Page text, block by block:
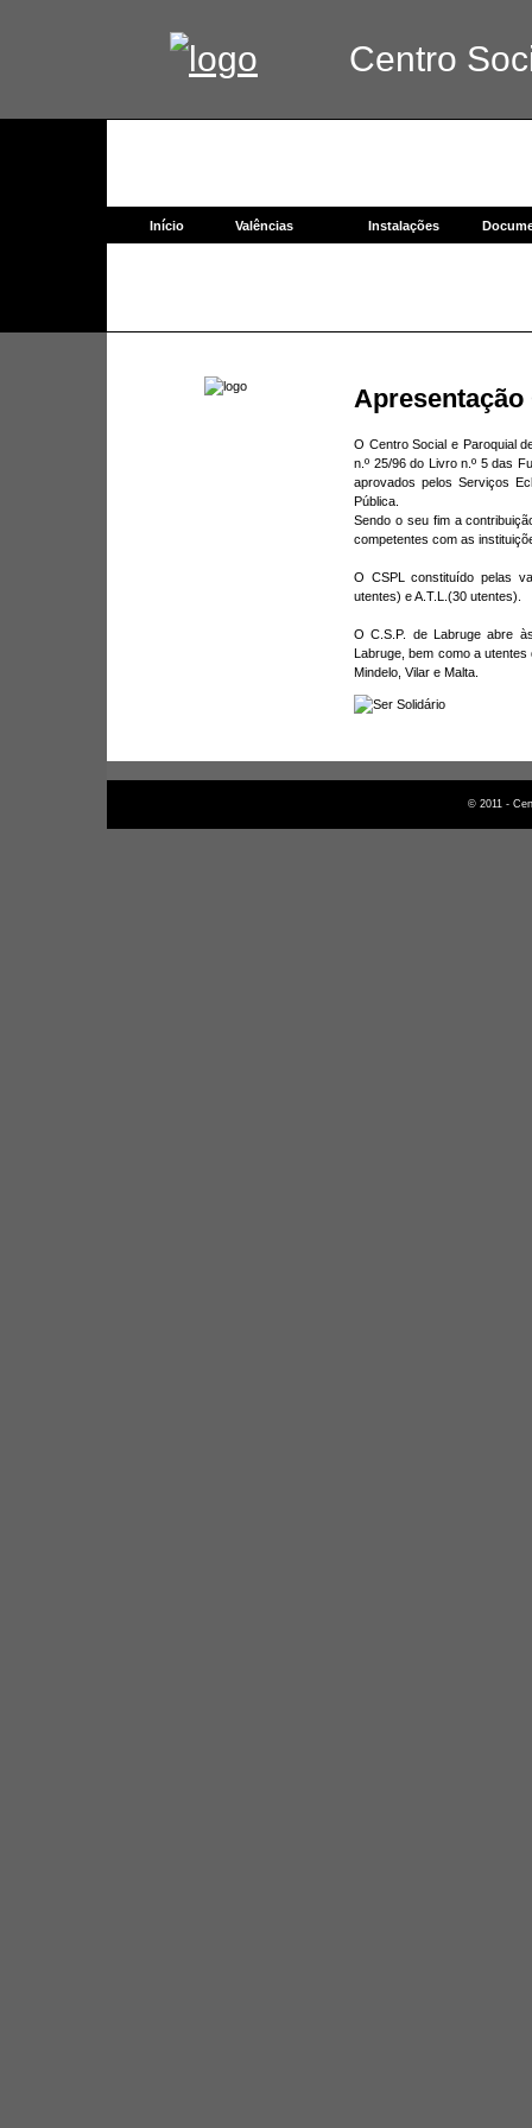
Centro
Início Valências Instalações
Apresentação
O Centro Social e Paroquial
n.º 25/96 do Livro n.º 5 das
aprovados pelos Serviços
Pública.
Sendo o seu fim a
competentes com as
O CSPL constituído pelas
utentes) e A.T.L.(30 utentes).
O C.S.P. de Labruge abre
Labruge, bem como a
Mindelo, Vilar e Malta.
© 2011 -